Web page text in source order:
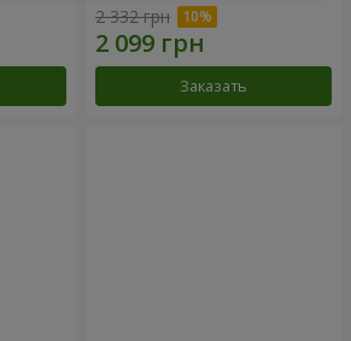
2 332 грн
Заказать